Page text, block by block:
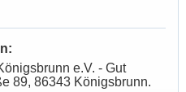
e.V. - Gut
89, 86343 Königsbrunn.